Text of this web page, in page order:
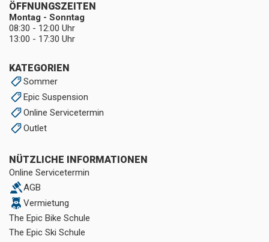
KATEGORIEN
Sommer
Epic Suspension
Online Servicetermin
Outlet
NÜTZLICHE INFORMATIONEN
Online Servicetermin
AGB
Vermietung
The Epic Bike Schule
The Epic Ski Schule
ÖFFNUNGSZEITEN
Montag - Sonntag
08:30 - 12:00 Uhr
13:00 - 17:30 Uhr